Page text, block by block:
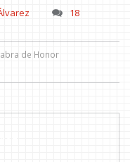
18
de Honor